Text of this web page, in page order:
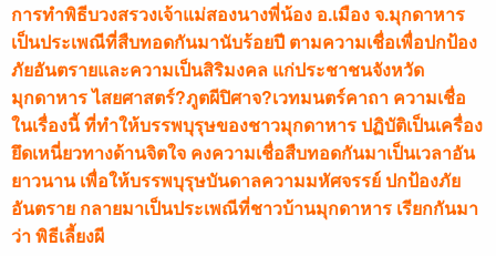
การทำพิธีบวงสรวงเจ้าแม่สองนางพี่น้อง อ.เมือง จ.มุกดาหาร
เป็นประเพณีที่สืบทอดกันมานับร้อยปี ตามความเชื่อเพื่อปกป้อง
ภัยอันตรายและความเป็นสิริมงคล แก่ประชาชนจังหวัด
มุกดาหาร ไสยศาสตร์?ภูตผีปิศาจ?เวทมนตร์คาถา ความเชื่อ
ในเรื่องนี้ ที่ทำให้บรรพบุรุษของชาวมุกดาหาร ปฏิบัติเป็นเครื่อง
ยึดเหนี่ยวทางด้านจิตใจ คงความเชื่อสืบทอดกันมาเป็นเวลาอัน
ยาวนาน เพื่อให้บรรพบุรุษบันดาลความมหัศจรรย์ ปกป้องภัย
อันตราย กลายมาเป็นประเพณีที่ชาวบ้านมุกดาหาร เรียกกันมา
ว่า พิธีเลี้ยงผี